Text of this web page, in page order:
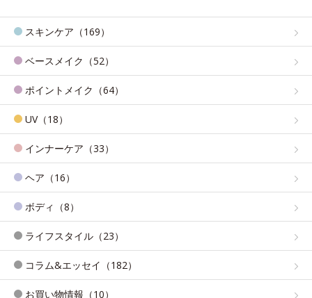
スキンケア（169）
ベースメイク（52）
ポイントメイク（64）
UV（18）
インナーケア（33）
ヘア（16）
ボディ（8）
ライフスタイル（23）
コラム&エッセイ（182）
お買い物情報（10）